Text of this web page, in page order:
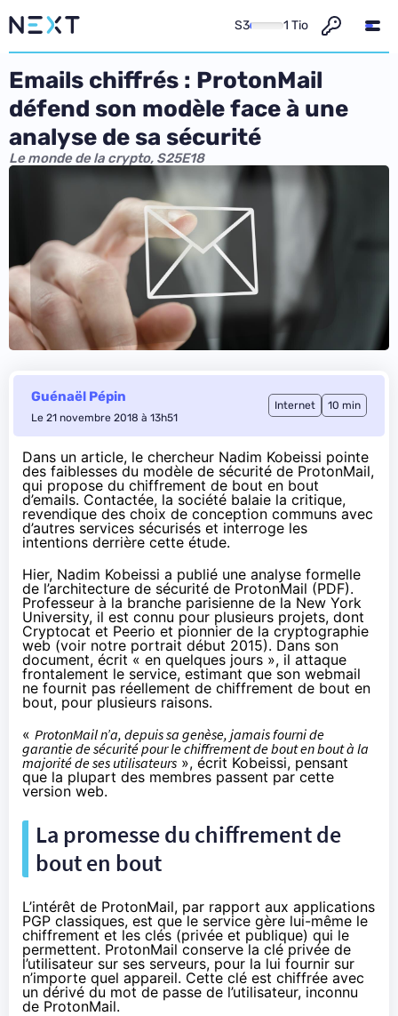
S3 1 Tio
Emails chiffrés : ProtonMail
défend son modèle face à une
analyse de sa sécurité
Le monde de la crypto, S25E18
Guénaël Pépin
Le 21 novembre 2018 à 13h51
Internet 10 min
Dans un article, le chercheur Nadim Kobeissi pointe
des faiblesses du modèle de sécurité de ProtonMail,
qui propose du chiffrement de bout en bout
d’emails. Contactée, la société balaie la critique,
revendique des choix de conception communs avec
d’autres services sécurisés et interroge les
intentions derrière cette étude.
Hier, Nadim Kobeissi a publié une analyse formelle
de l’architecture de sécurité de ProtonMail (PDF).
Professeur à la branche parisienne de la New York
University, il est connu pour plusieurs projets, dont
Cryptocatet Peerio et pionnier de la cryptographie
web (voir notre portrait début 2015). Dans son
document, écrit « en quelques jours », il attaque
frontalement le service, estimant que son webmail
ne fournit pas réellement de chiffrement de bout en
bout, pour plusieurs raisons.
« ProtonMail n’a, depuis sa genèse, jamais fourni de
garantie de sécurité pour lechiffrementde bout en bout à la
majorité de ses utilisateurs », écrit Kobeissi, pensant
que la plupart des membres passent par cette
version web.
La promesse du chiffrementde
bout en bout
L’intérêt de ProtonMail, par rapport aux applications
PGP classiques, est que le service gère lui-même le
chiffrementet les clés (privée et publique) qui le
permettent. ProtonMail conserve la clé privée de
l’utilisateur sur ses serveurs, pour la lui fournir sur
n’importe quel appareil. Cette clé est chiffrée avec
un dérivé du mot de passe de l’utilisateur, inconnu
de ProtonMail.